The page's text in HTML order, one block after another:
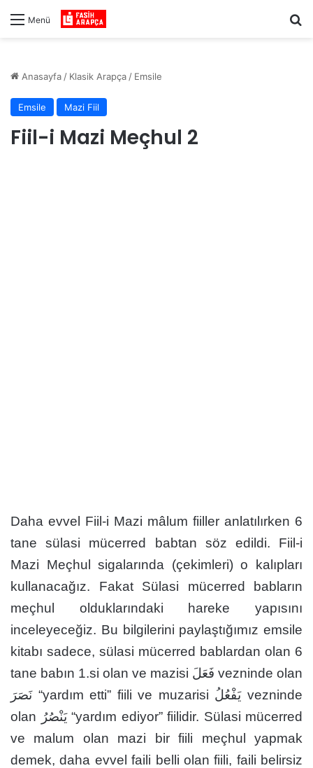
Menü
Anasayfa / Klasik Arapça / Emsile
Emsile Mazi Fiil
Fiil-i Mazi Meçhul 2
Daha evvel Fiil-i Mazi mâlum fiiller anlatılırken 6
tane sülasi mücerred babtan söz edildi. Fiil-i
Mazi Meçhul sigalarında (çekimleri) o kalıpları
kullanacağız. Fakat Sülasi mücerred babların
meçhul olduklarındaki hareke yapısını
inceleyeceğiz. Bu bilgilerini paylaştığımız emsile
kitabı sadece, sülasi mücerred bablardan olan 6
tane babın 1.si olan ve mazisi فَعَلَ vezninde olan
نَصَرَ “yardım etti” fiili ve muzarisi يَفْعُلُ vezninde
olan يَنْصُرُ “yardım ediyor” fiilidir. Sülasi mücerred
ve malum olan mazi bir fiili meçhul yapmak
demek, daha evvel faili belli olan fiili, faili belirsiz